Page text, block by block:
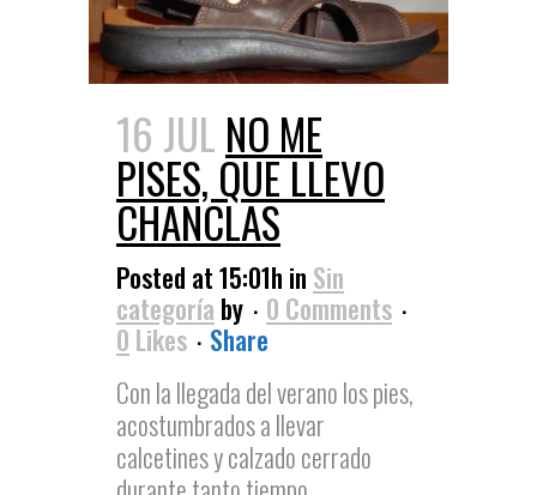
16 JUL NO ME
PISES, QUE LLEVO
CHANCLAS
Posted at 15:01h in Sin
categoría by
0 Comments
0 Likes
Share
Con la llegada del verano los pies,
acostumbrados a llevar
calcetines y calzado cerrado